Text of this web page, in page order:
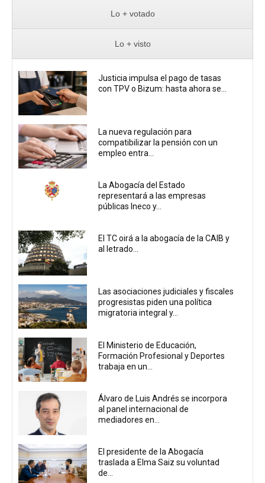
Lo + votado
Lo + visto
Justicia impulsa el pago de tasas
con TPV o Bizum: hasta ahora se...
La nueva regulación para
compatibilizar la pensión con un
empleo entra...
La Abogacía del Estado
representará a las empresas
públicas Ineco y...
El TC oirá a la abogacía de la CAIB y
al letrado...
Las asociaciones judiciales y fiscales
progresistas piden una política
migratoria integral y...
El Ministerio de Educación,
Formación Profesional y Deportes
trabaja en un...
Álvaro de Luis Andrés se incorpora
al panel internacional de
mediadores en...
El presidente de la Abogacía
traslada a Elma Saiz su voluntad
de...